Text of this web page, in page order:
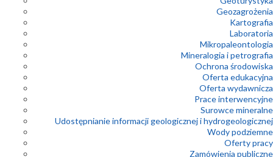
Geozagrożenia
Kartografia
Laboratoria
Mikropaleontologia
Mineralogia i petrografia
Ochrona środowiska
Oferta edukacyjna
Oferta wydawnicza
Prace interwencyjne
Surowce mineralne
Udostępnianie informacji geologicznej i hydrogeologicznej
Wody podziemne
Oferty pracy
Zamówienia publiczne